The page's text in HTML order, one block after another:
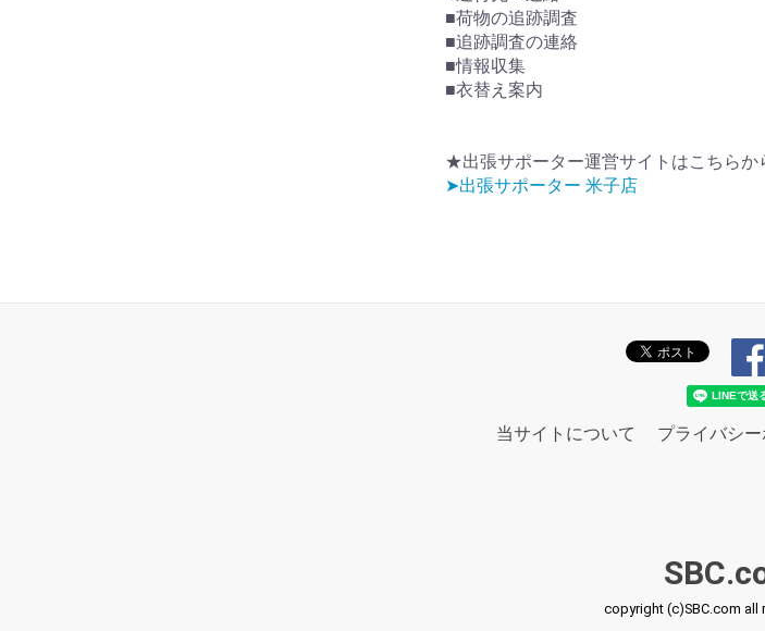
■荷物の追跡調査
■追跡調査の連絡
■情報収集
■衣替え案内
★出張サポーター運営サイトはこちらか
➤出張サポーター 米子店
当サイトについて プライバシ
copyright (c)SBC.com all